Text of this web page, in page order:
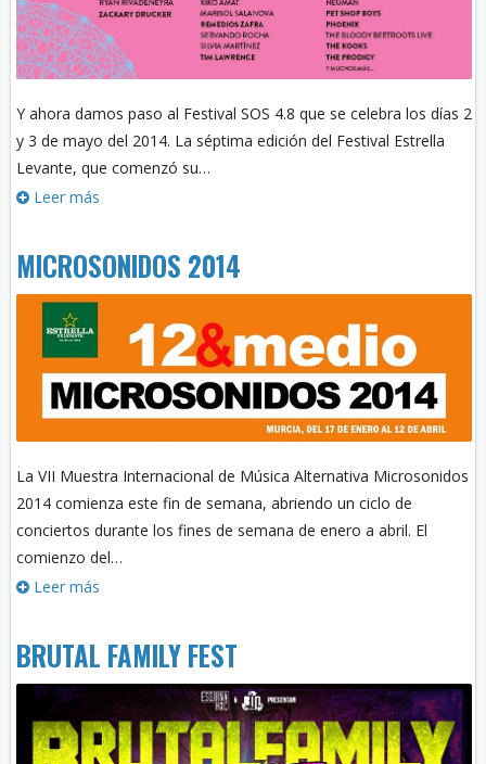
Y ahora damos paso al Festival SOS 4.8 que se celebra los días 2
y 3 de mayo del 2014. La séptima edición del Festival Estrella
Levante, que comenzó su…
Leer más
MICROSONIDOS 2014
La VII Muestra Internacional de Música Alternativa Microsonidos
2014 comienza este fin de semana, abriendo un ciclo de
conciertos durante los fines de semana de enero a abril. El
comienzo del…
Leer más
BRUTAL FAMILY FEST